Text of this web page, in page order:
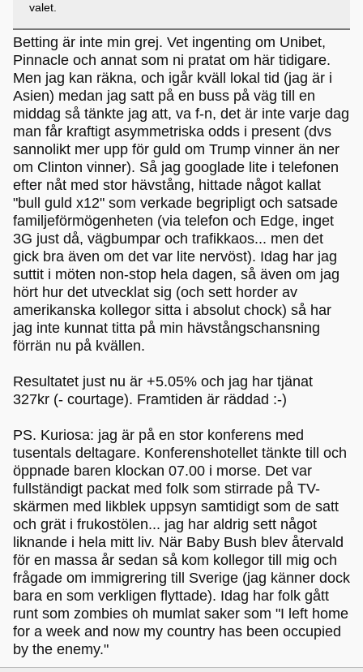
valet.
Betting är inte min grej. Vet ingenting om Unibet,
Pinnacle och annat som ni pratat om här tidigare.
Men jag kan räkna, och igår kväll lokal tid (jag är i
Asien) medan jag satt på en buss på väg till en
middag så tänkte jag att, va f-n, det är inte varje dag
man får kraftigt asymmetriska odds i present (dvs
sannolikt mer upp för guld om Trump vinner än ner
om Clinton vinner). Så jag googlade lite i telefonen
efter nåt med stor hävstång, hittade något kallat
"bull guld x12" som verkade begripligt och satsade
familjeförmögenheten (via telefon och Edge, inget
3G just då, vägbumpar och trafikkaos... men det
gick bra även om det var lite nervöst). Idag har jag
suttit i möten non-stop hela dagen, så även om jag
hört hur det utvecklat sig (och sett horder av
amerikanska kollegor sitta i absolut chock) så har
jag inte kunnat titta på min hävstångschansning
förrän nu på kvällen.
Resultatet just nu är +5.05% och jag har tjänat
327kr (- courtage). Framtiden är räddad :-)
PS. Kuriosa: jag är på en stor konferens med
tusentals deltagare. Konferenshotellet tänkte till och
öppnade baren klockan 07.00 i morse. Det var
fullständigt packat med folk som stirrade på TV-
skärmen med likblek uppsyn samtidigt som de satt
och grät i frukostölen... jag har aldrig sett något
liknande i hela mitt liv. När Baby Bush blev återvald
för en massa år sedan så kom kollegor till mig och
frågade om immigrering till Sverige (jag känner dock
bara en som verkligen flyttade). Idag har folk gått
runt som zombies oh mumlat saker som "I left home
for a week and now my country has been occupied
by the enemy."